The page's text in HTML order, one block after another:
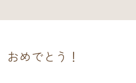
めでとう！